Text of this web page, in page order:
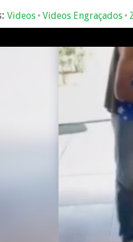
Videos • Videos Engraçados •